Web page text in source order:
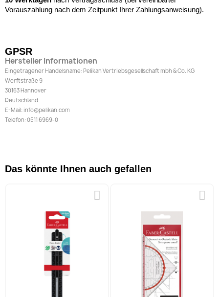
Vorauszahlung nach dem Zeitpunkt Ihrer Zahlungsanweisung).
GPSR
Hersteller Informationen
Eingetragener Handelsname: Pelikan Vertriebsgesellschaft mbh & Co. KG
Werftstraße 9
30163 Hannover
Deutschland
E-Mail: info@pelikan.com
Telefon: 0511 6969-0
Das könnte Ihnen auch gefallen